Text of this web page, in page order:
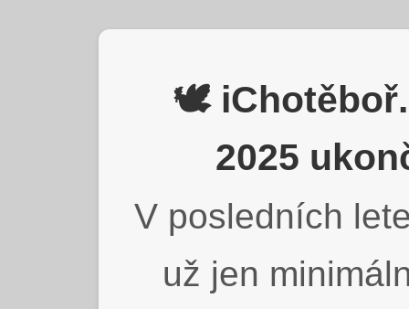
🕊️
2025
V posledních
už jen